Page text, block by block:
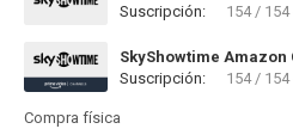
Disponible hasta el Sab,
Suscripción: 154 /
SkyShowtime Amazon
Suscripción:
154 /
Compra física